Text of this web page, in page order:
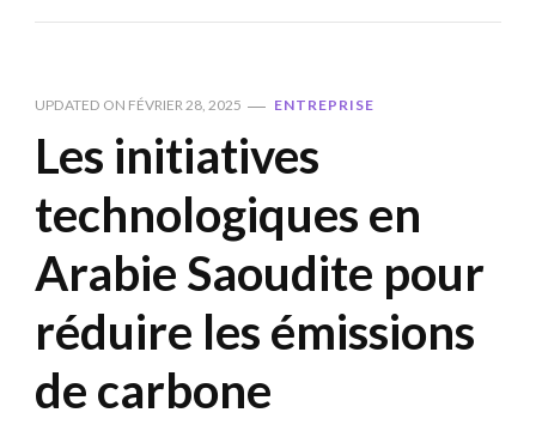
UPDATED ON FÉVRIER 28, 2025 ENTREPRISE
Les initiatives
technologiques en
Arabie Saoudite pour
réduire les émissions
de carbone